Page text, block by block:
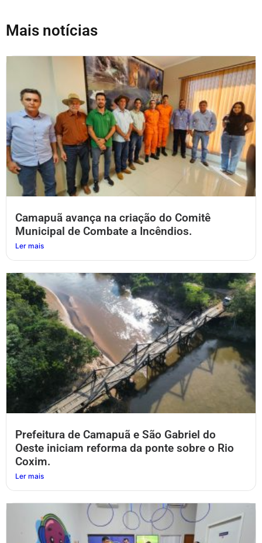
Mais notícias
Camapuã avança na criação do Comitê
Municipal de Combate a Incêndios.
Ler mais
Prefeitura de Camapuã e São Gabriel do
Oeste iniciam reforma da ponte sobre o Rio
Coxim.
Ler mais